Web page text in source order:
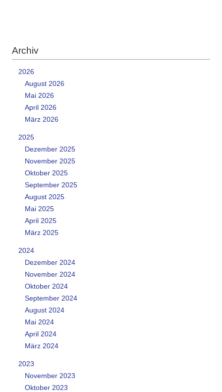
Archiv
2026
August 2026
Mai 2026
April 2026
März 2026
2025
Dezember 2025
November 2025
Oktober 2025
September 2025
August 2025
Mai 2025
April 2025
März 2025
2024
Dezember 2024
November 2024
Oktober 2024
September 2024
August 2024
Mai 2024
April 2024
März 2024
2023
November 2023
Oktober 2023